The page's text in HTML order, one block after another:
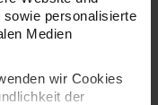
personalisierte
Medien
wir Cookies
der
damit eine